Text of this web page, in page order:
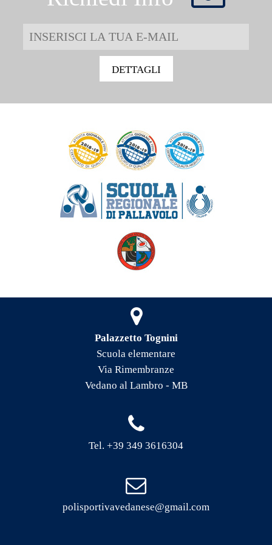
Palazzetto Tognini
Scuola elementare
Via Rimembranze
Vedano al Lambro - MB
Tel. +39 349 3616304
polisportivavedanese@gmail.com